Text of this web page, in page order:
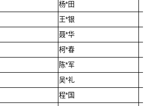
杨*田
王*银
聂*华
柯*春
陈*军
吴*礼
程*国